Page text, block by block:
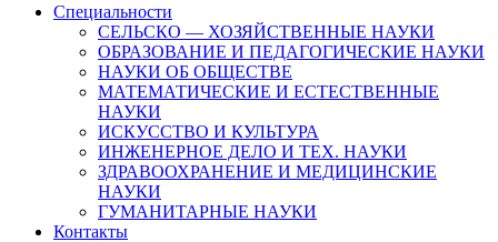
Специальности
СЕЛЬСКО — ХОЗЯЙСТВЕННЫЕ НАУКИ
ОБРАЗОВАНИЕ И ПЕДАГОГИЧЕСКИЕ НАУКИ
НАУКИ ОБ ОБЩЕСТВЕ
МАТЕМАТИЧЕСКИЕ И ЕСТЕСТВЕННЫЕ
НАУКИ
ИСКУССТВО И КУЛЬТУРА
ИНЖЕНЕРНОЕ ДЕЛО И ТЕХ. НАУКИ
ЗДРАВООХРАНЕНИЕ И МЕДИЦИНСКИЕ
НАУКИ
ГУМАНИТАРНЫЕ НАУКИ
Контакты